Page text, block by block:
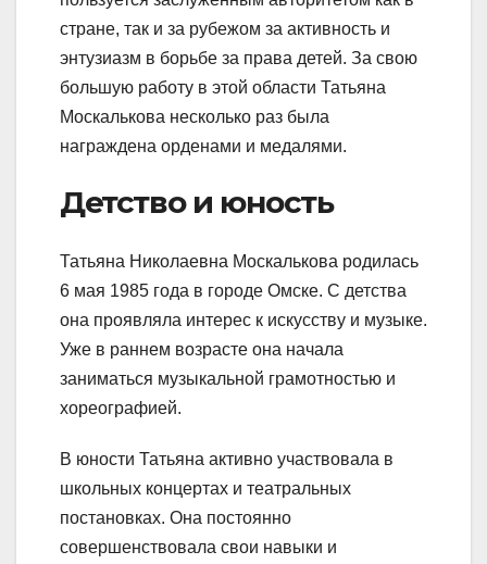
стране, так и за рубежом за активность и
энтузиазм в борьбе за права детей. За свою
большую работу в этой области Татьяна
Москалькова несколько раз была
награждена орденами и медалями.
Детство и юность
Татьяна Николаевна Москалькова родилась
6 мая 1985 года в городе Омске. С детства
она проявляла интерес к искусству и музыке.
Уже в раннем возрасте она начала
заниматься музыкальной грамотностью и
хореографией.
В юности Татьяна активно участвовала в
школьных концертах и театральных
постановках. Она постоянно
совершенствовала свои навыки и